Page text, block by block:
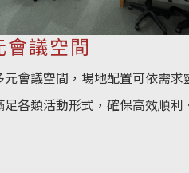
會議空間
元會議空間，場地配置可依需求
足各類活動形式，確保高效順利